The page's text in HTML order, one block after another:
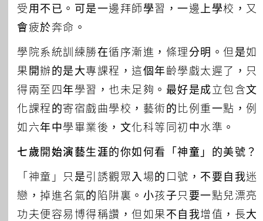
受用不已。可是一邊拜師學習，一邊上學校，又
會疲於奔命。
學院系統訓練勝在循序漸進，條理分明。但是如
果開辦的是大專課程，這個年齡學戲太遲了，只
得兩至四年學習，也未足夠。最好是成立包含文
化課程的寄宿戲曲學校，藝術的比例重一點，例
如六年中學畢業後，文化科等同初中水準。
七歲開始演藝生涯的你如何看「神童」的美號？
「神童」只是引誘觀眾入場的口號，不要自我迷
戀，掉進名氣的陷阱裏。小孩子只要一點兒漂亮
功夫便容易博得稱讚，但如果不自我增值，長大